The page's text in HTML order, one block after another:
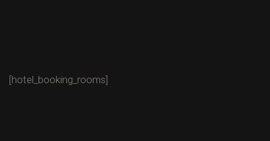
[hotel_booking_rooms]